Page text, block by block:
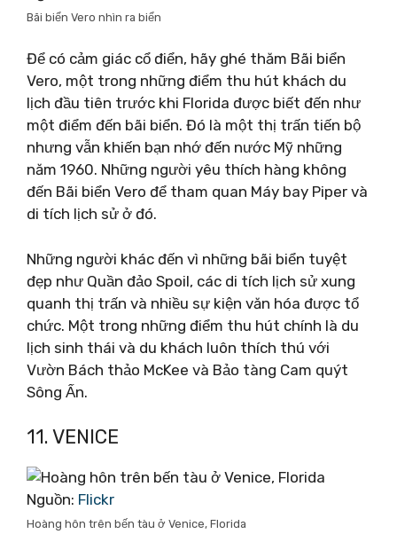
Bãi biển Vero nhìn ra biển
Để có cảm giác cổ điển, hãy ghé thăm Bãi biển
Vero, một trong những điểm thu hút khách du
lịch đầu tiên trước khi Florida được biết đến như
một điểm đến bãi biển. Đó là một thị trấn tiến bộ
nhưng vẫn khiến bạn nhớ đến nước Mỹ những
năm 1960. Những người yêu thích hàng không
đến Bãi biển Vero để tham quan Máy bay Piper và
di tích lịch sử ở đó.
Những người khác đến vì những bãi biển tuyệt
đẹp như Quần đảo Spoil, các di tích lịch sử xung
quanh thị trấn và nhiều sự kiện văn hóa được tổ
chức. Một trong những điểm thu hút chính là du
lịch sinh thái và du khách luôn thích thú với
Vườn Bách thảo McKee và Bảo tàng Cam quýt
Sông Ấn.
11. VENICE
Nguồn: Flickr
Hoàng hôn trên bến tàu ở Venice, Florida